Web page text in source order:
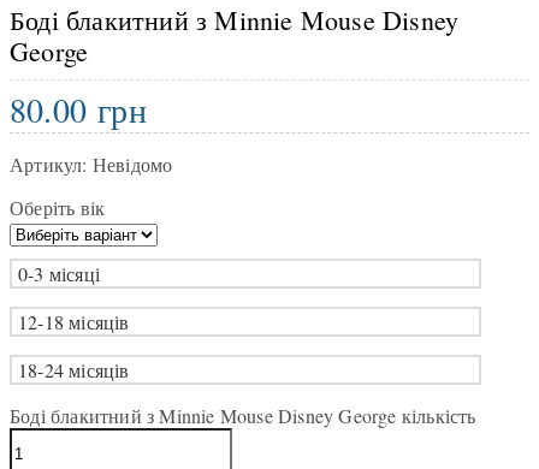
Боді блакитний з Minnie Mouse Disney
George
80.00грн
Артикул: Невідомо
Оберіть вік
0-3 місяці
12-18 місяців
18-24 місяців
Боді блакитний з Minnie Mouse Disney George кількість